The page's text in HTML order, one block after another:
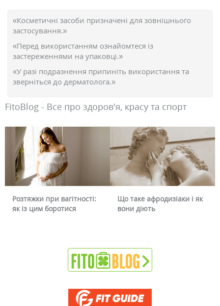
«Косметичні засоби призначені для зовнішнього
застосування.»
«Перед використанням ознайомтеся із
застереженнями на упаковці.»
«У разі подразнення припиніть використання та
зверніться до дерматолога.»
FitoBlog - Все про здоров'я, красу та спорт
Розтяжки при вагітності:
як із цим боротися
Що таке афродизіаки і як
вони діють